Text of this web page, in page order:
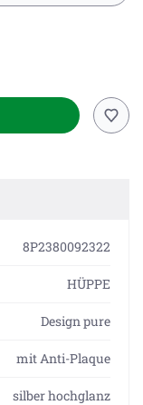
8P2380092322
HÜPPE
Design pure
mit Anti-Plaque
silber hochglanz